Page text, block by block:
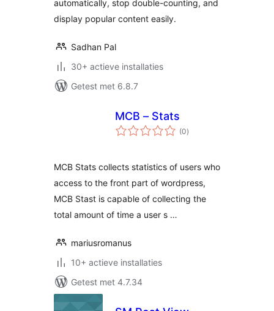
automatically, stop double-counting, and
display popular content easily.
Sadhan Pal
30+ actieve installaties
Getest met 6.8.7
MCB – Stats
(0totaal
waarderingen
)
MCB Stats collects statistics of users who
access to the front part of wordpress,
MCB Stast is capable of collecting the
total amount of time a user s …
mariusromanus
10+ actieve installaties
Getest met 4.7.34